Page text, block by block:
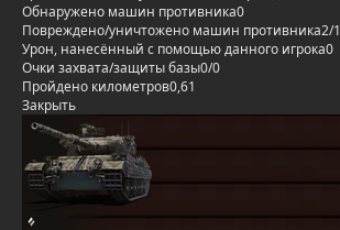
Обнаружено машин противника0
Повреждено/уничтожено машин противника2/1
Урон, нанесённый с помощью данного игрока0
Очки захвата/защиты базы0/0
Пройдено километров0,61
Закрыть